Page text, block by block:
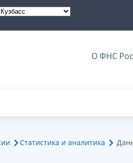
О ФНС
Статистика и аналитика